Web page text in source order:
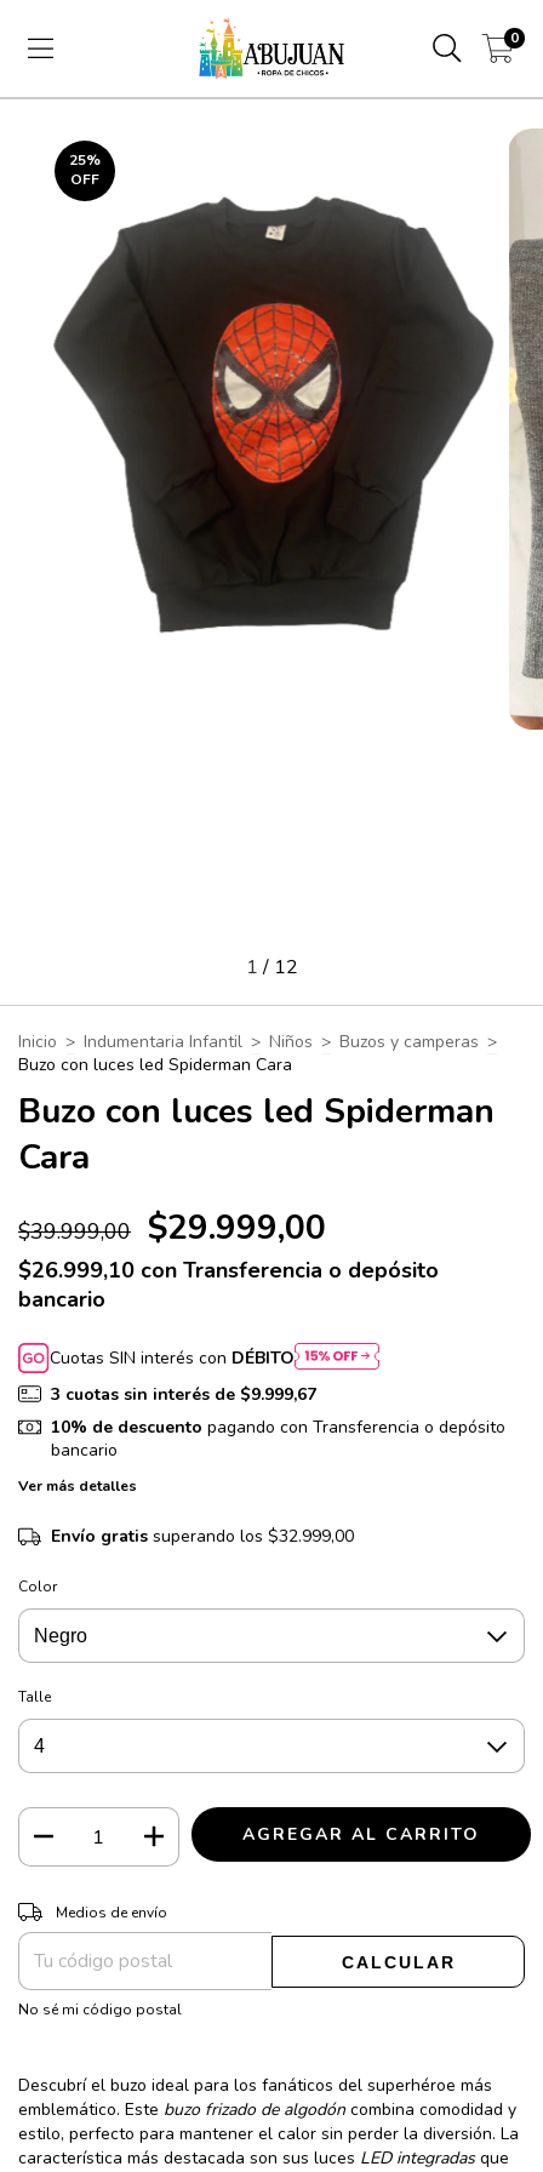
0
25%
OFF
1/ 12
Inicio > Indumentaria Infantil > Niños > Buzos y camperas >
Buzo con luces led Spiderman Cara
Buzo con luces led Spiderman
Cara
$39.999,00 $29.999,00
$26.999,10 con Transferencia o depósito
bancario
Cuotas SIN interés con DÉBITO
3 cuotas sin interés de $9.999,67
10% de descuento pagando con Transferencia o depósito
bancario
Ver más detalles
Envío gratis superando los $32.999,00
Color
Talle
Entregas para el CP:
Medios de envío
CALCULAR
No sé mi código postal
Descubrí el buzo ideal para los fanáticos del superhéroe más
emblemático. Este buzo frizado de algodóncombina comodidad y
estilo, perfecto para mantener el calor sin perder la diversión. La
característica más destacada son sus luces LED integradasque